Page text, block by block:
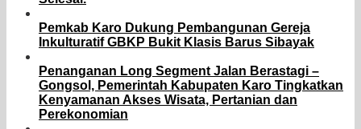
Pemkab Karo Dukung Pembangunan Gereja
Inkulturatif GBKP Bukit Klasis Barus Sibayak
Penanganan Long Segment Jalan Berastagi –
Gongsol, Pemerintah Kabupaten Karo Tingkatkan
Kenyamanan Akses Wisata, Pertanian dan
Perekonomian